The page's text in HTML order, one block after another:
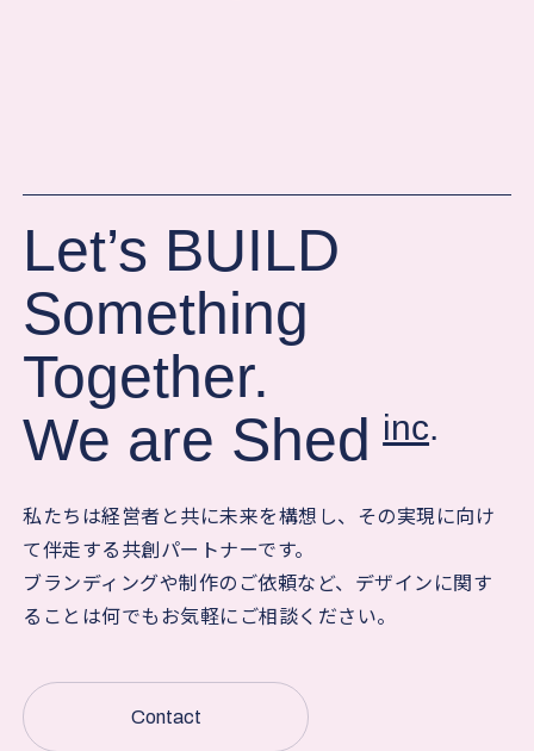
Let’s BUILD
Something
Together.
We are Shed inc.
私たちは経営者と共に未来を構想し、その実現に向け
て伴走する共創パートナーです。
ブランディングや制作のご依頼など、デザインに関す
ることは何でもお気軽にご相談ください。
Contact